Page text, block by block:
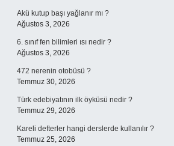
Akü kutup başı yağlanır mı ?
Ağustos 3, 2026
6. sınıf fen bilimleri ısı nedir ?
Ağustos 3, 2026
472 nerenin otobüsü ?
Temmuz 30, 2026
Türk edebiyatının ilk öyküsü nedir ?
Temmuz 29, 2026
Kareli defterler hangi derslerde kullanılır ?
Temmuz 25, 2026